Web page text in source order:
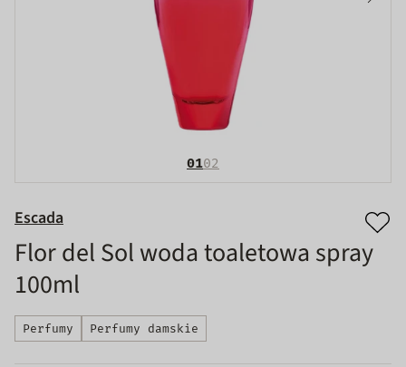
0102
Escada
Flor del Sol woda toaletowa spray
100ml
Perfumy Perfumy damskie